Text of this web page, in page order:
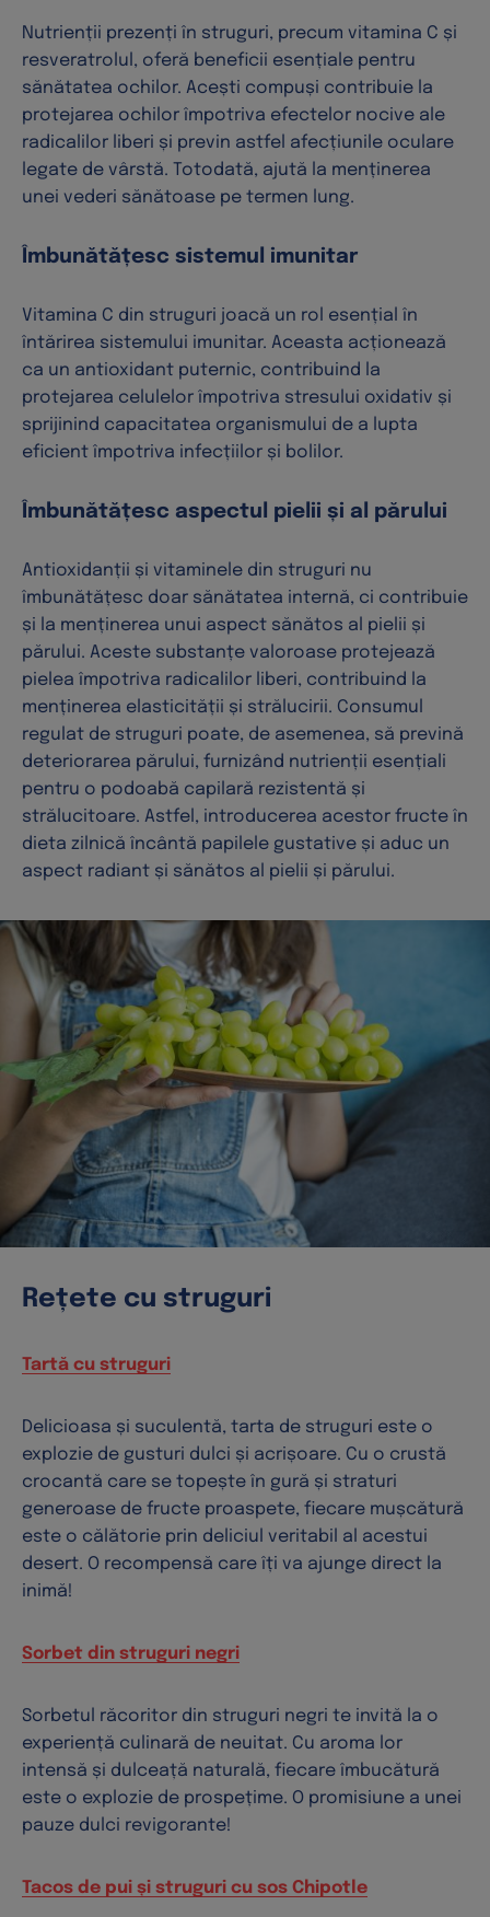
Nutrienții prezenți în struguri, precum vitamina C și
resveratrolul, oferă beneficii esențiale pentru
sănătatea ochilor. Acești compuși contribuie la
protejarea ochilor împotriva efectelor nocive ale
radicalilor liberi și previn astfel afecțiunile oculare
legate de vârstă. Totodată, ajută la menținerea
unei vederi sănătoase pe termen lung.
Îmbunătățesc sistemul imunitar
Vitamina C din struguri joacă un rol esențial în
întărirea sistemului imunitar. Aceasta acționează
ca un antioxidant puternic, contribuind la
protejarea celulelor împotriva stresului oxidativ și
sprijinind capacitatea organismului de a lupta
eficient împotriva infecțiilor și bolilor.
Îmbunătățesc aspectul pielii și al părului
Antioxidanții și vitaminele din struguri nu
îmbunătățesc doar sănătatea internă, ci contribuie
și la menținerea unui aspect sănătos al pielii și
părului. Aceste substanțe valoroase protejează
pielea împotriva radicalilor liberi, contribuind la
menținerea elasticității și strălucirii. Consumul
regulat de struguri poate, de asemenea, să prevină
deteriorarea părului, furnizând nutrienții esențiali
pentru o podoabă capilară rezistentă și
strălucitoare. Astfel, introducerea acestor fructe în
dieta zilnică încântă papilele gustative și aduc un
aspect radiant și sănătos al pielii și părului.
Rețete cu struguri
Tartă cu struguri
Delicioasa și suculentă, tarta de struguri este o
explozie de gusturi dulci și acrișoare. Cu o crustă
crocantă care se topește în gură și straturi
generoase de fructe proaspete, fiecare mușcătură
este o călătorie prin deliciul veritabil al acestui
desert. O recompensă care îți va ajunge direct la
inimă!
Sorbet din struguri negri
Sorbetul răcoritor din struguri negri te invită la o
experiență culinară de neuitat. Cu aroma lor
intensă și dulceață naturală, fiecare îmbucătură
este o explozie de prospețime. O promisiune a unei
pauze dulci revigorante!
Tacos de pui și struguri cu sos Chipotle